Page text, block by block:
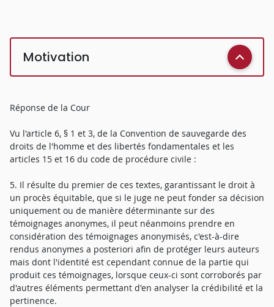
Motivation
Réponse de la Cour
Vu l'article 6, § 1 et 3, de la Convention de sauvegarde des
droits de l'homme et des libertés fondamentales et les
articles 15 et 16 du code de procédure civile :
5. Il résulte du premier de ces textes, garantissant le droit à
un procès équitable, que si le juge ne peut fonder sa décision
uniquement ou de manière déterminante sur des
témoignages anonymes, il peut néanmoins prendre en
considération des témoignages anonymisés, c'est-à-dire
rendus anonymes a posteriori afin de protéger leurs auteurs
mais dont l'identité est cependant connue de la partie qui
produit ces témoignages, lorsque ceux-ci sont corroborés par
d'autres éléments permettant d'en analyser la crédibilité et la
pertinence.